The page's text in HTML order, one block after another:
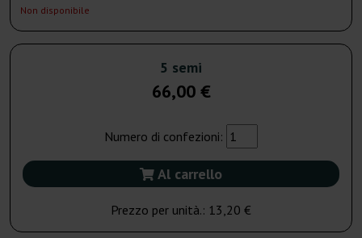
Non disponibile
5 semi
66,00 €
Numero di confezioni:
Al carrello
Prezzo per unità.: 13,20 €